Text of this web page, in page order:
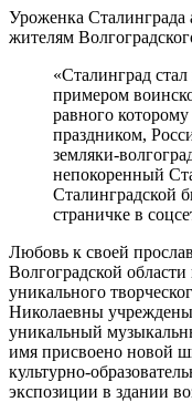
Уроженка Сталинграда
жителям
«Сталинград
примером
равного
праздником,
земляки-
непокоренный
Сталинградской
страничке в
Любовь к своей
Волгоградской
уникального
Николаевны
уникальный
имя присвоено новой
культурно-
экспозиции в здании